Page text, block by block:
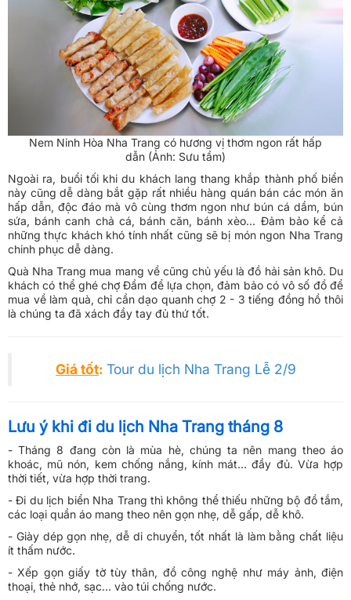
Nem Ninh Hòa Nha Trang có hương vị thơm ngon rất hấp
dẫn (Ảnh: Sưu tầm)
Ngoài ra, buổi tối khi du khách lang thang khắp thành phố biển
này cũng dễ dàng bắt gặp rất nhiều hàng quán bán các món ăn
hấp dẫn, độc đáo mà vô cùng thơm ngon như bún cá dầm, bún
sứa, bánh canh chả cá, bánh căn, bánh xèo... Đảm bảo kể cả
những thực khách khó tính nhất cũng sẽ bị món ngon Nha Trang
chinh phục dễ dàng.
Quà Nha Trang mua mang về cũng chủ yếu là đồ hải sản khô. Du
khách có thể ghé chợ Đầm để lựa chọn, đảm bảo có vô số đồ để
mua về làm quà, chỉ cần dạo quanh chợ 2 - 3 tiếng đồng hồ thôi
là chúng ta đã xách đầy tay đủ thứ tốt.
Giá tốt: Tour du lịch Nha Trang Lễ 2/9
Lưu ý khi đi du lịch Nha Trang tháng 8
- Tháng 8 đang còn là mùa hè, chúng ta nên mang theo áo
khoác, mũ nón, kem chống nắng, kính mát… đầy đủ. Vừa hợp
thời tiết, vừa hợp thời trang.
- Đi du lịch biển Nha Trang thì không thể thiếu những bộ đồ tắm,
các loại quần áo mang theo nên gọn nhẹ, dễ gấp, dễ khô.
- Giày dép gọn nhẹ, dễ di chuyển, tốt nhất là làm bằng chất liệu
ít thấm nước.
- Xếp gọn giấy tờ tùy thân, đồ công nghệ như máy ảnh, điện
thoại, thẻ nhớ, sạc… vào túi chống nước.